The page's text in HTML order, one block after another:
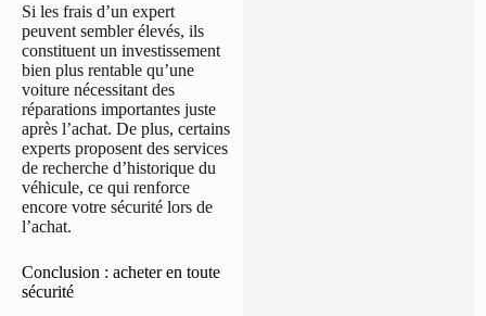
Si les frais d’un expert
peuvent sembler élevés, ils
constituent un investissement
bien plus rentable qu’une
voiture nécessitant des
réparations importantes juste
après l’achat. De plus, certains
experts proposent des services
de recherche d’historique du
véhicule, ce qui renforce
encore votre sécurité lors de
l’achat.
Conclusion : acheter en toute
sécurité